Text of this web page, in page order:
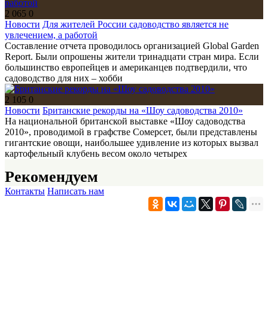
2 065 0
Новости Для жителей России садоводство является не
увлечением, а работой
Составление отчета проводилось организацией Global Garden
Report. Были опрошены жители тринадцати стран мира. Если
большинство европейцев и американцев подтвердили, что
садоводство для них – хобби
2 105 0
Новости Британские рекорды на «Шоу садоводства 2010»
На национальной британской выставке «Шоу садоводства
2010», проводимой в графстве Сомерсет, были представлены
гигантские овощи, наибольшее удивление из которых вызвал
картофельный клубень весом около четырех
Рекомендуем
Контакты Написать нам